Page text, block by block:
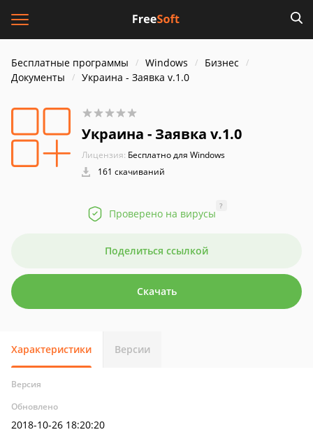
Бесплатные программы Windows
Бизнес
Документы
Украина - Заявка v.1.0
Украина - Заявка v.1.0
Лицензия: Бесплатно для Windows
161 скачиваний
Проверено на вирусы
?
Поделиться ссылкой
Скачать
Характеристики Версии
Версия
Обновлено
2018-10-26 18:20:20